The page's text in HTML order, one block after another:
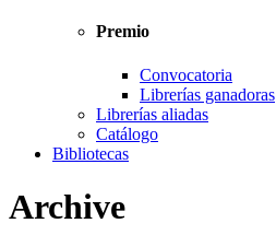
Premio
Convocatoria
Librerías ganadoras
Librerías aliadas
Catálogo
Bibliotecas
Archive